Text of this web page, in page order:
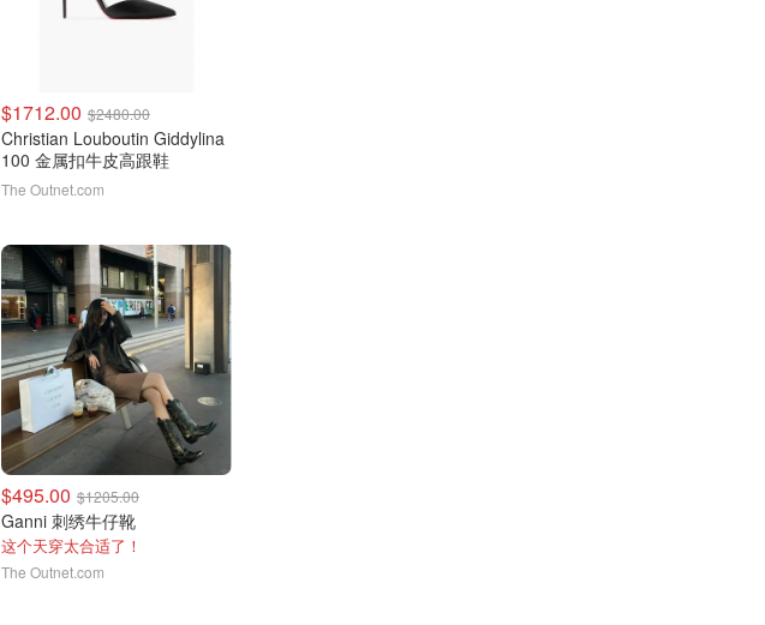
$1712.00 $2480.00
Christian Louboutin Giddylina
100 金属扣牛皮高跟鞋
The Outnet.com
$495.00 $1205.00
Ganni 刺绣牛仔靴
这个天穿太合适了！
The Outnet.com